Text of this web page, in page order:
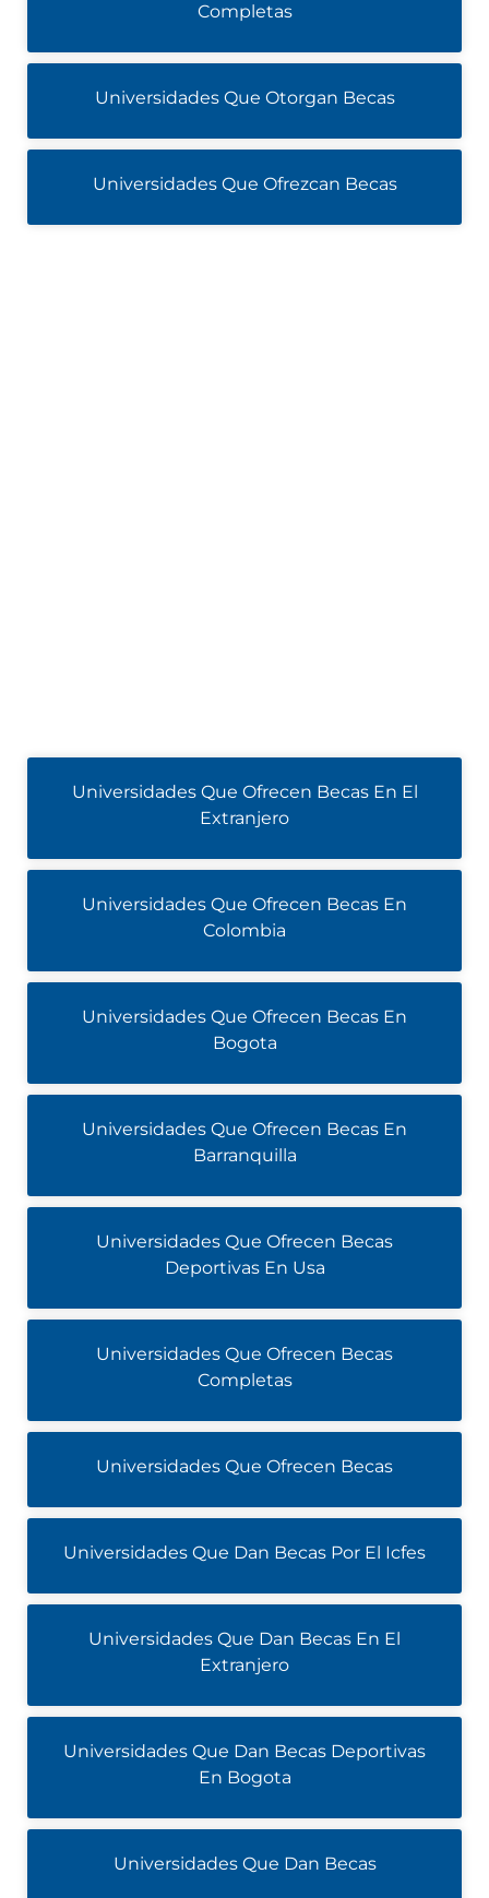
Completas
Universidades Que Otorgan Becas
Universidades Que Ofrezcan Becas
Universidades Que Ofrecen Becas En El
Extranjero
Universidades Que Ofrecen Becas En
Colombia
Universidades Que Ofrecen Becas En
Bogota
Universidades Que Ofrecen Becas En
Barranquilla
Universidades Que Ofrecen Becas
Deportivas En Usa
Universidades Que Ofrecen Becas
Completas
Universidades Que Ofrecen Becas
Universidades Que Dan Becas Por El Icfes
Universidades Que Dan Becas En El
Extranjero
Universidades Que Dan Becas Deportivas
En Bogota
Universidades Que Dan Becas